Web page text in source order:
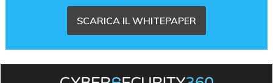
SCARICA IL WHITEPAPER